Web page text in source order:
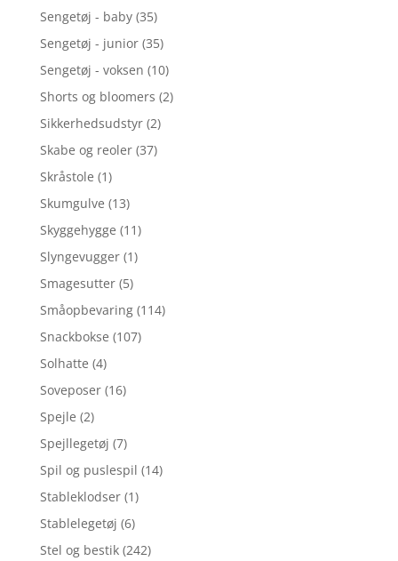
Sengetøj - baby (35)
Sengetøj - junior (35)
Sengetøj - voksen (10)
Shorts og bloomers (2)
Sikkerhedsudstyr (2)
Skabe og reoler (37)
Skråstole (1)
Skumgulve (13)
Skyggehygge (11)
Slyngevugger (1)
Smagesutter (5)
Småopbevaring (114)
Snackbokse (107)
Solhatte (4)
Soveposer (16)
Spejle (2)
Spejllegetøj (7)
Spil og puslespil (14)
Stableklodser (1)
Stablelegetøj (6)
Stel og bestik (242)